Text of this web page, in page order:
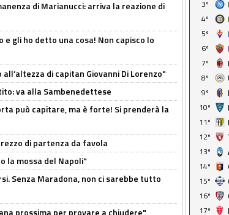
di Marianucci: arriva la reazione di
gli ho detto una cosa! Non capisco lo
di capitan Giovanni Di Lorenzo"
va alla Sambenedettese
può capitare, ma è forte! Si prenderà la
di partenza da favola
la mossa del Napoli"
Senza Maradona, non ci sarebbe tutto
prossima per provare a chiudere"
3º
4º
5º
6º
7º
8º
9º
10º
11º
12º
13º
14º
15º
16º
17º